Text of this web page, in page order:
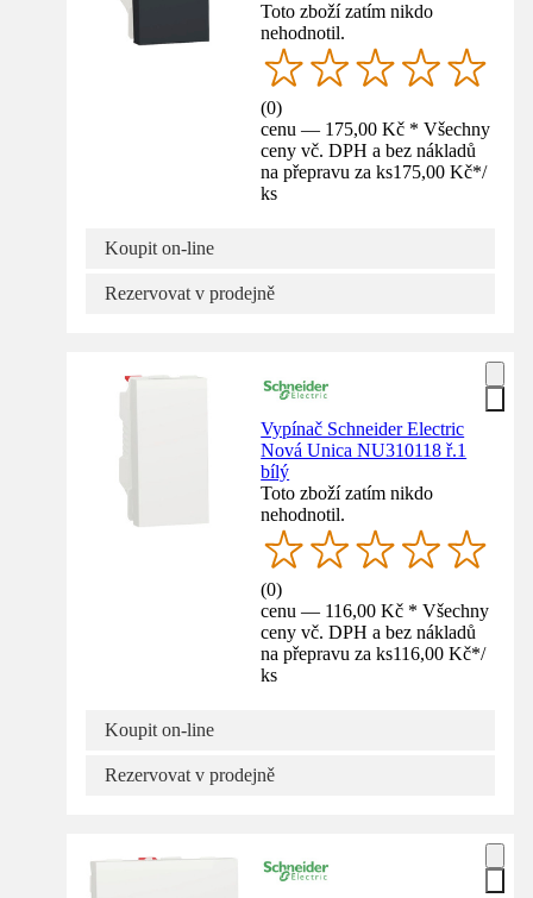
Toto zboží zatím nikdo
nehodnotil.
(0)
cenu — 175,00 Kč * Všechny
ceny vč. DPH a bez nákladů
na přepravu za ks175,00 Kč*/
ks
Koupit on-line
Rezervovat v prodejně
Vypínač Schneider Electric
Nová Unica NU310118 ř.1
bílý
Toto zboží zatím nikdo
nehodnotil.
(0)
cenu — 116,00 Kč * Všechny
ceny vč. DPH a bez nákladů
na přepravu za ks116,00 Kč*/
ks
Koupit on-line
Rezervovat v prodejně